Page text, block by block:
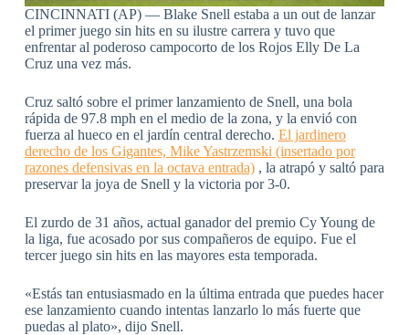
CINCINNATI (AP) — Blake Snell estaba a un out de lanzar
el primer juego sin hits en su ilustre carrera y tuvo que
enfrentar al poderoso campocorto de los Rojos Elly De La
Cruz una vez más.
Cruz saltó sobre el primer lanzamiento de Snell, una bola
rápida de 97.8 mph en el medio de la zona, y la envió con
fuerza al hueco en el jardín central derecho. El jardinero
derecho de los Gigantes, Mike Yastrzemski (insertado por
razones defensivas en la octava entrada), la atrapó y saltó para
preservar la joya de Snell y la victoria por 3-0.
El zurdo de 31 años, actual ganador del premio Cy Young de
la liga, fue acosado por sus compañeros de equipo. Fue el
tercer juego sin hits en las mayores esta temporada.
«Estás tan entusiasmado en la última entrada que puedes hacer
ese lanzamiento cuando intentas lanzarlo lo más fuerte que
puedas al plato», dijo Snell.